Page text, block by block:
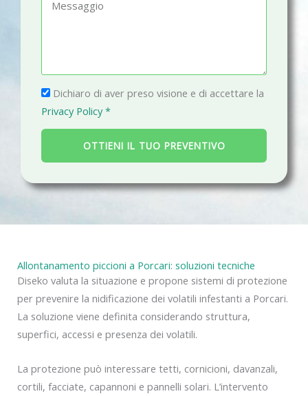
a
g
g
i
P
r
i
a
c
Dichiaro di aver preso visione e di accettare la
Privacy Policy *
OTTIENI IL TUO PREVENTIVO
Allontanamento piccioni a Porcari: soluzioni tecniche
Diseko valuta la situazione e propone sistemi di protezione
per prevenire la nidificazione dei volatili infestanti a Porcari.
La soluzione viene definita considerando struttura,
superfici, accessi e presenza dei volatili.
La protezione può interessare tetti, cornicioni, davanzali,
cortili, facciate, capannoni e pannelli solari. L’intervento